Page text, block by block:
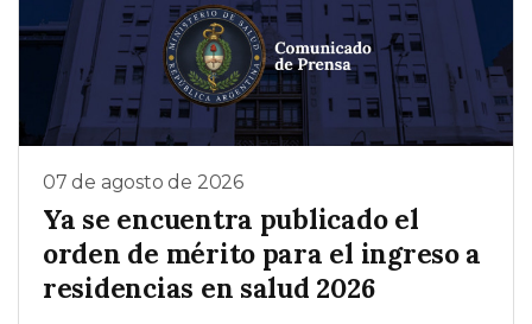
07 de agosto de 2026
Ya se encuentra publicado el
orden de mérito para el ingreso a
residencias en salud 2026